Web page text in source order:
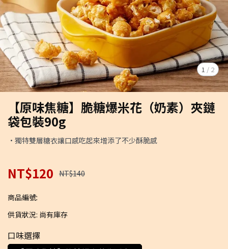
1 / 2
【原味焦糖】脆糖爆米花（奶素）夾鏈
袋包裝90g
·獨特雙層糖衣讓口感吃起來增添了不少酥脆感
NT$120 NT$140
商品編號:
供貨狀況: 尚有庫存
口味選擇